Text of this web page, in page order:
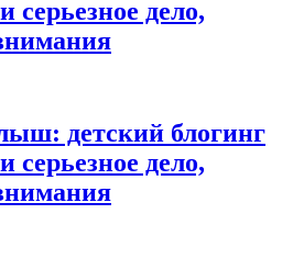
серьезное дело,
детский блогинг
серьезное дело,